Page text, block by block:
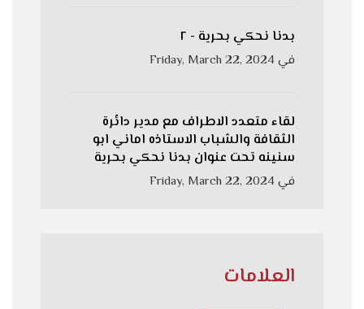
بدنا نحكي بحرية - ٢
فيFriday, March 22, 2024
لقاء متعدد الاطراف مع مدير دائرة
الثقافة والشباب الاستاذه اماني ابو
سنينه تحت عنوان بدنا نحكي بحرية
فيFriday, March 22, 2024
العلامات